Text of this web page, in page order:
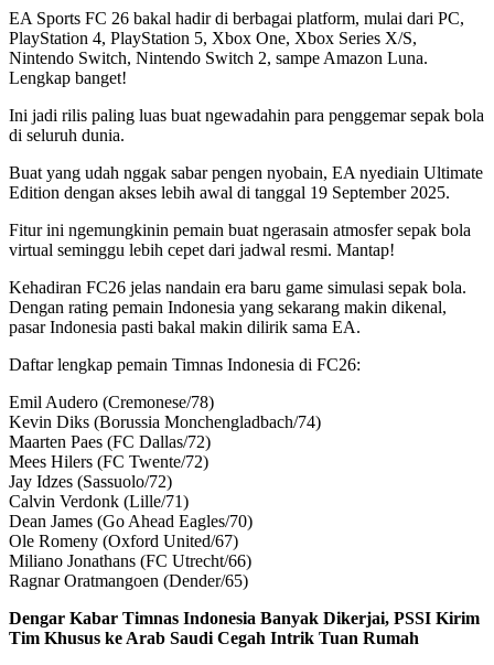
EA Sports FC 26 bakal hadir di berbagai platform, mulai dari PC,
PlayStation 4, PlayStation 5, Xbox One, Xbox Series X/S,
Nintendo Switch, Nintendo Switch 2, sampe Amazon Luna.
Lengkap banget!
Ini jadi rilis paling luas buat ngewadahin para penggemar sepak bola
di seluruh dunia.
Buat yang udah nggak sabar pengen nyobain, EA nyediain Ultimate
Edition dengan akses lebih awal di tanggal 19 September 2025.
Fitur ini ngemungkinin pemain buat ngerasain atmosfer sepak bola
virtual seminggu lebih cepet dari jadwal resmi. Mantap!
Kehadiran FC26 jelas nandain era baru game simulasi sepak bola.
Dengan rating pemain Indonesia yang sekarang makin dikenal,
pasar Indonesia pasti bakal makin dilirik sama EA.
Daftar lengkap pemain Timnas Indonesia di FC26:
Emil Audero (Cremonese/78)
Kevin Diks (Borussia Monchengladbach/74)
Maarten Paes (FC Dallas/72)
Mees Hilers (FC Twente/72)
Jay Idzes (Sassuolo/72)
Calvin Verdonk (Lille/71)
Dean James (Go Ahead Eagles/70)
Ole Romeny (Oxford United/67)
Miliano Jonathans (FC Utrecht/66)
Ragnar Oratmangoen (Dender/65)
Dengar Kabar Timnas Indonesia Banyak Dikerjai, PSSI Kirim
Tim Khusus ke Arab Saudi Cegah Intrik Tuan Rumah